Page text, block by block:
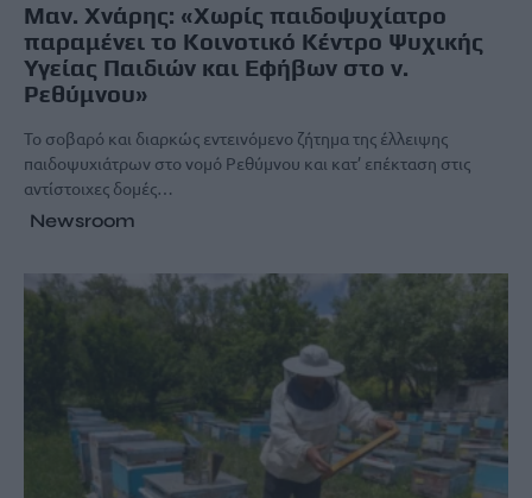
Μαν. Χνάρης: «Χωρίς παιδοψυχίατρο
παραμένει το Κοινοτικό Κέντρο Ψυχικής
Υγείας Παιδιών και Εφήβων στο ν.
Ρεθύμνου»
Το σοβαρό και διαρκώς εντεινόμενο ζήτημα της έλλειψης
παιδοψυχιάτρων στο νομό Ρεθύμνου και κατ’ επέκταση στις
αντίστοιχες δομές…
Newsroom